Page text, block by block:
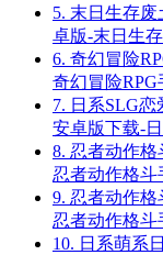
5. 末日生存废
卓版-末日生
6. 奇幻冒险
奇幻冒险RPG
7. 日系SLG
安卓版下载-
8. 忍者动作
忍者动作格斗
9. 忍者动作
忍者动作格斗
10. 日系萌系